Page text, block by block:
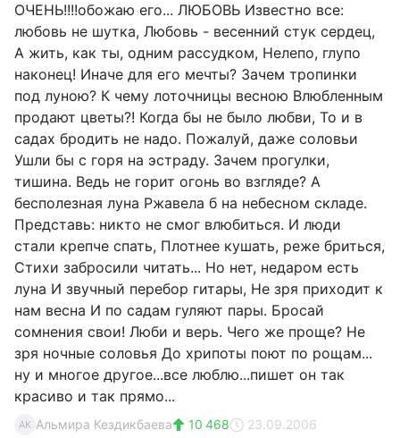
ОЧЕНЬ!!!!обожаю его... ЛЮБОВЬ Известно все:
любовь не шутка, Любовь - весенний стук сердец,
А жить, как ты, одним рассудком, Нелепо, глупо
наконец! Иначе для его мечты? Зачем тропинки
под луною? К чему лоточницы весною Влюбленным
продают цветы?! Когда бы не было любви, То и в
садах бродить не надо. Пожалуй, даже соловьи
Ушли бы с горя на эстраду. Зачем прогулки,
тишина. Ведь не горит огонь во взгляде? А
бесполезная луна Ржавела б на небесном складе.
Представь: никто не смог влюбиться. И люди
стали крепче спать, Плотнее кушать, реже бриться,
Стихи забросили читать... Но нет, недаром есть
луна И звучный перебор гитары, Не зря приходит к
нам весна И по садам гуляют пары. Бросай
сомнения свои! Люби и верь. Чего же проще? Не
зря ночные соловья До хрипоты поют по рощам...
ну и многое другое...все люблю...пишет он так
красиво и так прямо...
АК Альмира Кездикбаева 10 468 23.09.2006